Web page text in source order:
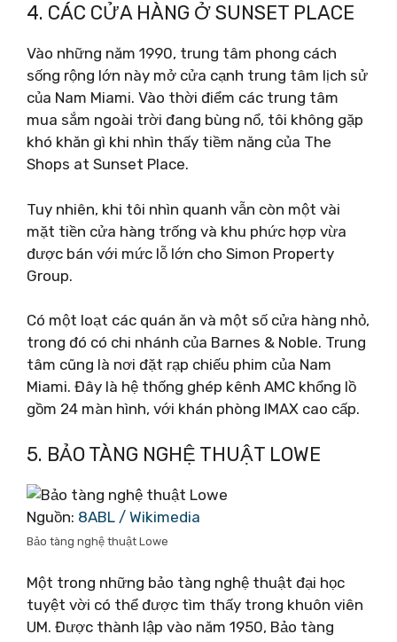
4. CÁC CỬA HÀNG Ở SUNSET PLACE
Vào những năm 1990, trung tâm phong cách
sống rộng lớn này mở cửa cạnh trung tâm lịch sử
của Nam Miami. Vào thời điểm các trung tâm
mua sắm ngoài trời đang bùng nổ, tôi không gặp
khó khăn gì khi nhìn thấy tiềm năng của The
Shops at Sunset Place.
Tuy nhiên, khi tôi nhìn quanh vẫn còn một vài
mặt tiền cửa hàng trống và khu phức hợp vừa
được bán với mức lỗ lớn cho Simon Property
Group.
Có một loạt các quán ăn và một số cửa hàng nhỏ,
trong đó có chi nhánh của Barnes & Noble. Trung
tâm cũng là nơi đặt rạp chiếu phim của Nam
Miami. Đây là hệ thống ghép kênh AMC khổng lồ
gồm 24 màn hình, với khán phòng IMAX cao cấp.
5. BẢO TÀNG NGHỆ THUẬT LOWE
Nguồn: 8ABL / Wikimedia
Bảo tàng nghệ thuật Lowe
Một trong những bảo tàng nghệ thuật đại học
tuyệt vời có thể được tìm thấy trong khuôn viên
UM. Được thành lập vào năm 1950, Bảo tàng